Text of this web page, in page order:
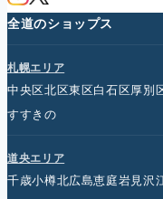
全道のショップス
札幌エリア
中央区北区東区白石区厚別
すすきの
道央エリア
千歳小樽北広島恵庭岩見沢